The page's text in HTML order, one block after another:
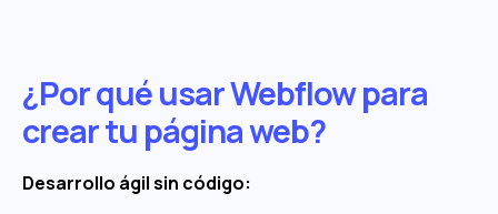
¿Por qué usar Webflow para
crear tu página web?
Desarrollo ágil sin código: